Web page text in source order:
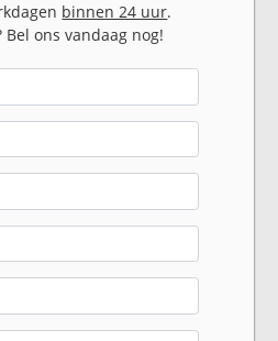
binnen 24 uur.
ons vandaag nog!